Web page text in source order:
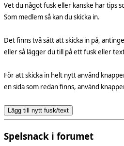
Vet du något fusk eller kanske har tips
Som medlem så kan du skicka in.
Det finns två sätt att skicka in på,
eller så lägger du till på ett fusk eller
För att skicka in helt nytt använd
en sida som redan finns, använd
Lägg till nytt fusk/text
Spelsnack i forumet